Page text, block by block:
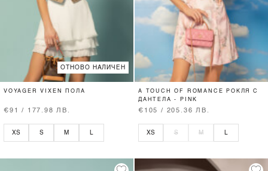
ОТНОВО НАЛИЧЕН
VOYAGER VIXEN ПОЛА
€91 / 177.98 ЛВ.
XS S M
A TOUCH OF ROMANCE РОКЛЯ С
ДАНТЕЛА - PINK
€105 / 205.36 ЛВ.
XS S M